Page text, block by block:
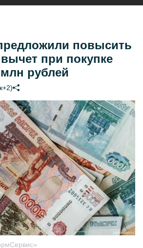
повысить
при покупке
рублей